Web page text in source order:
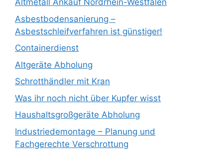
Altmetall Ankauf Nordrhein-Westfalen
Asbestbodensanierung –
Asbestschleifverfahren ist günstiger!
Containerdienst
Altgeräte Abholung
Schrotthändler mit Kran
Was ihr noch nicht über Kupfer wisst
Haushaltsgroßgeräte Abholung
Industriedemontage – Planung und
Fachgerechte Verschrottung